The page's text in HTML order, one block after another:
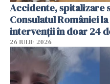
Accidente, spitalizare
Consulatul României
intervenții în doar 24
26 IULIE 2026